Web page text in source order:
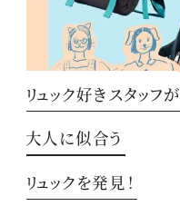
リュック好きスタッフが
大人に似合う
リュックを発見！